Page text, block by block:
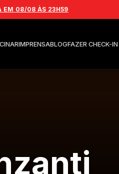
EM 08/08 ÀS 23H59
IMPRENSABLOGFAZER CHECK-IN